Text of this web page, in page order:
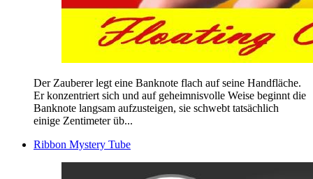
Der Zauberer legt eine Banknote flach auf seine Handfläche.
Er konzentriert sich und auf geheimnisvolle Weise beginnt die
Banknote langsam aufzusteigen, sie schwebt tatsächlich
einige Zentimeter üb...
Ribbon Mystery Tube